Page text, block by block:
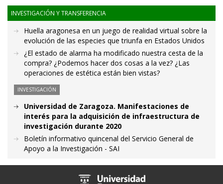
INVESTIGACIÓN Y TRANSFERENCIA
Huella aragonesa en un juego de realidad virtual sobre la
evolución de las especies que triunfa en Estados Unidos
¿El estado de alarma ha modificado nuestra cesta de la
compra? ¿Podemos hacer dos cosas a la vez? ¿Las
operaciones de estética están bien vistas?
INVESTIGACIÓN
Universidad de Zaragoza. Manifestaciones de
interés para la adquisición de infraestructura de
investigación durante 2020
Boletín informativo quincenal del Servicio General de
Apoyo a la Investigación - SAI